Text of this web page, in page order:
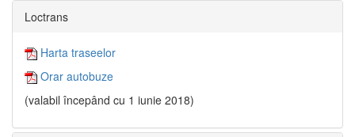
Loctrans
Harta traseelor
Orar autobuze
(valabil începând cu 1 iunie 2018)